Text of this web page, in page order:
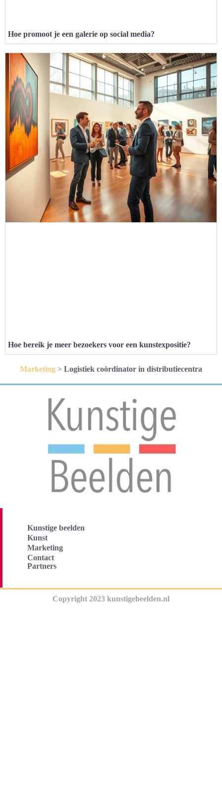
Hoe promoot je een galerie op social media?
Hoe bereik je meer bezoekers voor een kunstexpositie?
Marketing > Logistiek coördinator in distributiecentra
Kunstige beelden
Kunst
Marketing
Contact
Partners
Copyright 2023 kunstigebeelden.nl